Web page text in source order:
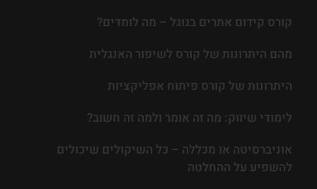
קורס קידום אתרים בגוגל – מה לומדים?
מהם היתרונות של קורס לשיפור האנגלית
היתרונות של קורס פיתוח אפליקציות
לימודי שיווק: מה זה אומר ולמה זה חשוב?
אוניברסיטה או מכללה – כל השיקולים שיכולים
להשפיע על ההחלטה